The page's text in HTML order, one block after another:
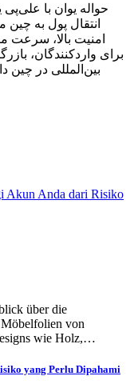
حواله یوان با
انتقال پول به
امنیت بالا، سرعت
برای واردکنندگان،
بین‌المللی در چین
Akun Anda dari Risiko
über die
von
wie Holz,…
yang Perlu Dipahami